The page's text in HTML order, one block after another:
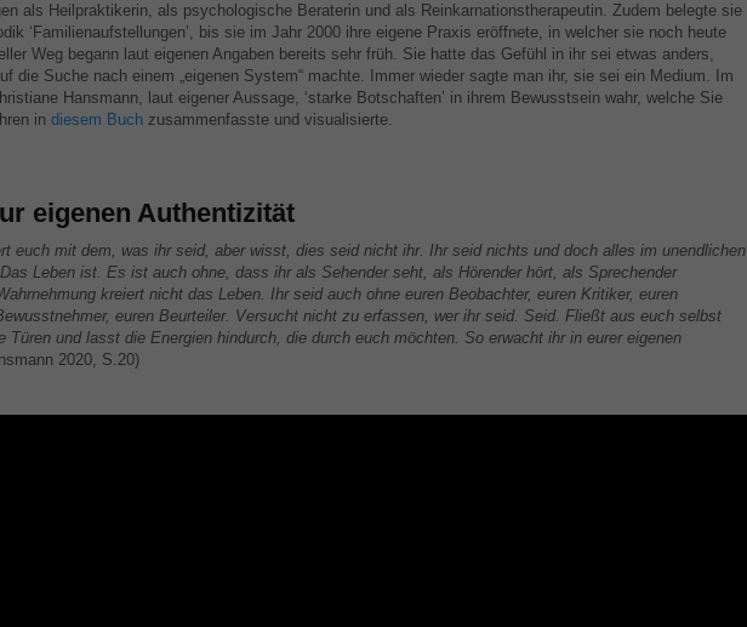
als Heilpraktikerin, als psychologische Beraterin und als Reinkarnationstherapeutin. Zudem belegte sie
‘Familienaufstellungen’, bis sie im Jahr 2000 ihre eigene Praxis eröffnete, in welcher sie noch heute
Weg begann laut eigenen Angaben bereits sehr früh. Sie hatte das Gefühl in ihr sei etwas anders,
die Suche nach einem „eigenen System“ machte. Immer wieder sagte man ihr, sie sei ein Medium. Im
Hansmann, laut eigener Aussage, ‘starke Botschaften’ in ihrem Bewusstsein wahr, welche Sie
indiesem Buchzusammenfasste und visualisierte.
eigenen Authentizität
euch mit dem, was ihr seid, aber wisst, dies seid nicht ihr. Ihr seid nichts und doch alles im unendlichen
Leben ist. Es ist auch ohne, dass ihr als Sehender seht, als Hörender hört, als Sprechender
kreiert nicht das Leben. Ihr seid auch ohne euren Beobachter, euren Kritiker, euren
euren Beurteiler. Versucht nicht zu erfassen, wer ihr seid. Seid. Fließt aus euch selbst
Türen und lasst die Energien hindurch, die durch euch möchten. So erwacht ihr in eurer eigenen
2020, S.20)